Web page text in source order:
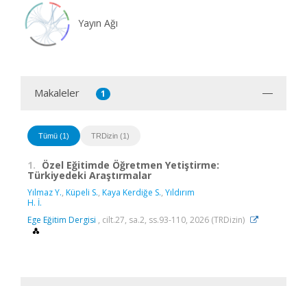
Yayın Ağı
Makaleler 1
Tümü (1) TRDizin (1)
1. Özel Eğitimde Öğretmen Yetiştirme:
Türkiyedeki Araştırmalar
Yılmaz Y., Küpeli S., Kaya Kerdiğe S., Yıldırım
H. İ.
Ege Eğitim Dergisi , cilt.27, sa.2, ss.93-110, 2026 (TRDizin)